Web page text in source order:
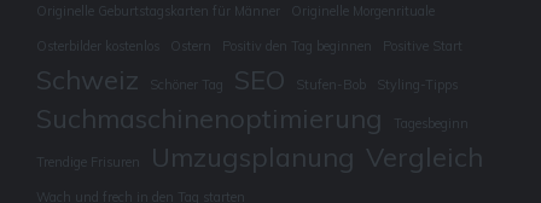
Originelle Geburtstagskarten für Männer Originelle Morgenrituale
Osterbilder kostenlos Ostern Positiv den Tag beginnen Positive Start
Schweiz Schöner Tag SEO Stufen-Bob Styling-Tipps
Suchmaschinenoptimierung Tagesbeginn
Trendige Frisuren Umzugsplanung Vergleich
Wach und frech in den Tag starten